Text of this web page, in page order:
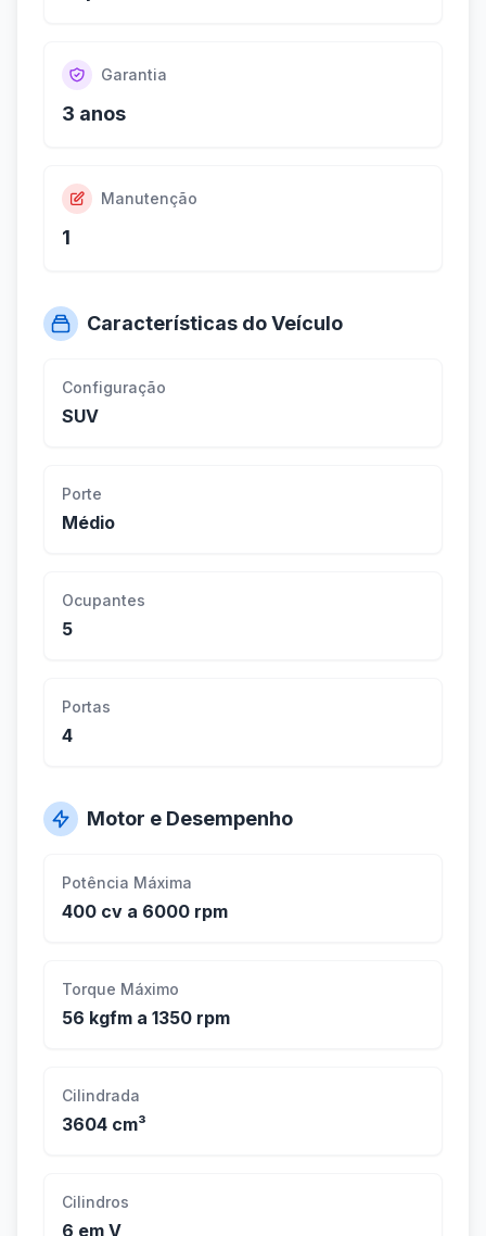
Garantia
3 anos
Manutenção
1
Características do Veículo
Configuração
SUV
Porte
Médio
Ocupantes
5
Portas
4
Motor e Desempenho
Potência Máxima
400 cv a 6000 rpm
Torque Máximo
56 kgfm a 1350 rpm
Cilindrada
3604 cm³
Cilindros
6 em V